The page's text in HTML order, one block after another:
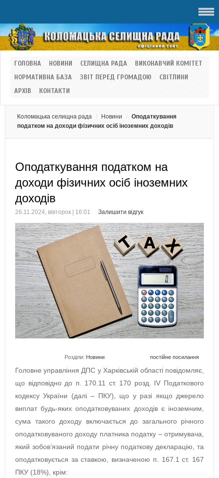
ГОЛОВНА НОВИНИ СЕЛИЩНА РАДА
ВИКОНАВЧИЙ КОМІТЕТ
НОРМАТИВНА БАЗА
ЗВІТ ПЕРЕД ГРОМАДОЮ
СВІТЛИНИ
АРХІВ
КОНТАКТИ
Коломацька селищна рада Новини
Оподаткування
податком на доходи фізичних осіб іноземних доходів
Оподаткування податком на
доходи фізичних осіб іноземних
доходів
26.11.2024, вівторок | 16:01 Залишити відгук
Розділи: Новини постійне посилання
Головне управління ДПС у Харківській області повідомляє,
що відповідно до п. 170.11 ст. 170 розд. IV Податкового
кодексу України (далі – ПКУ), що у разі якщо джерело
виплат будь-яких оподатковуваних доходів є іноземним,
сума такого доходу включається до загального річного
оподатковуваного доходу платника податку – отримувача,
який зобов’язаний подати річну податкову декларацію, та
оподатковується за ставкою, визначеною п. 167.1 ст. 167
ПКУ (18%), крім: